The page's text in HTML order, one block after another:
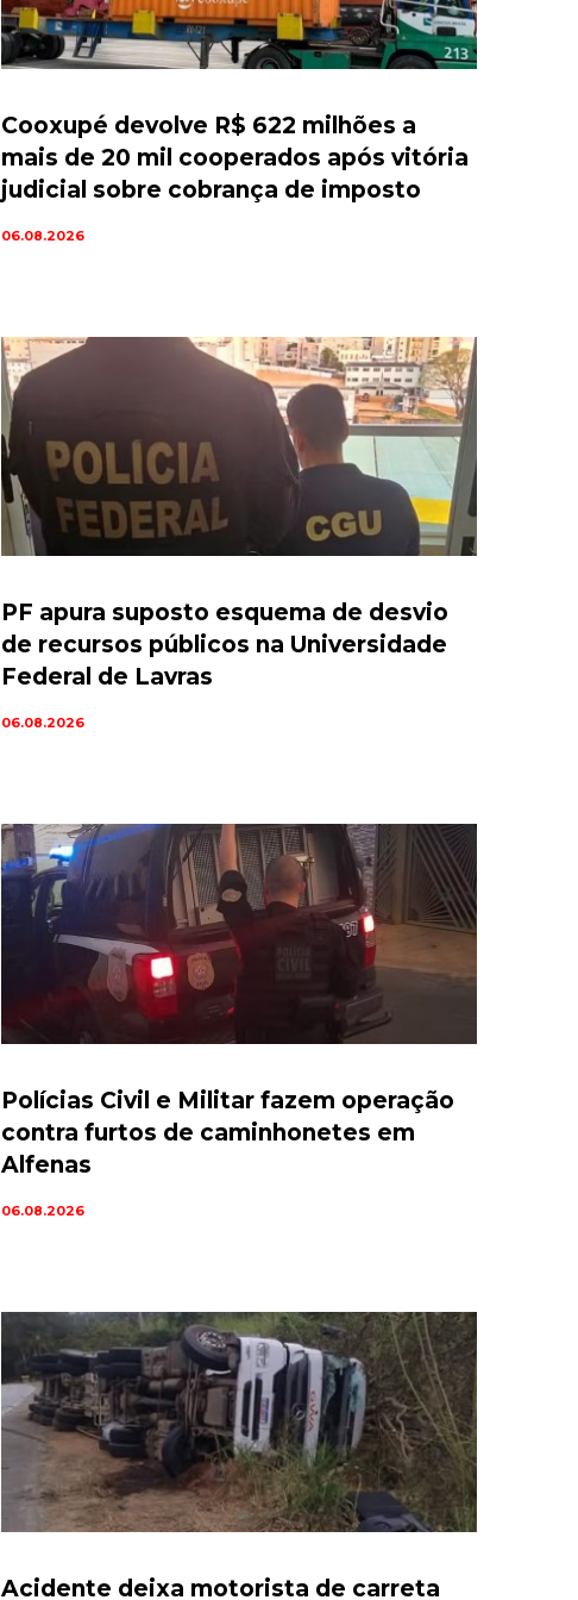
Cooxupé devolve R$ 622 milhões a
mais de 20 mil cooperados após vitória
judicial sobre cobrança de imposto
06.08.2026
PF apura suposto esquema de desvio
de recursos públicos na Universidade
Federal de Lavras
06.08.2026
Polícias Civil e Militar fazem operação
contra furtos de caminhonetes em
Alfenas
06.08.2026
Acidente deixa motorista de carreta